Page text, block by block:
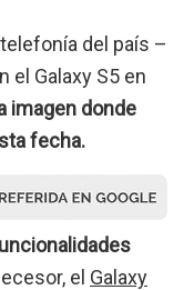
del país –
el Galaxy S5 en
imagen donde
fecha.
el Galaxy